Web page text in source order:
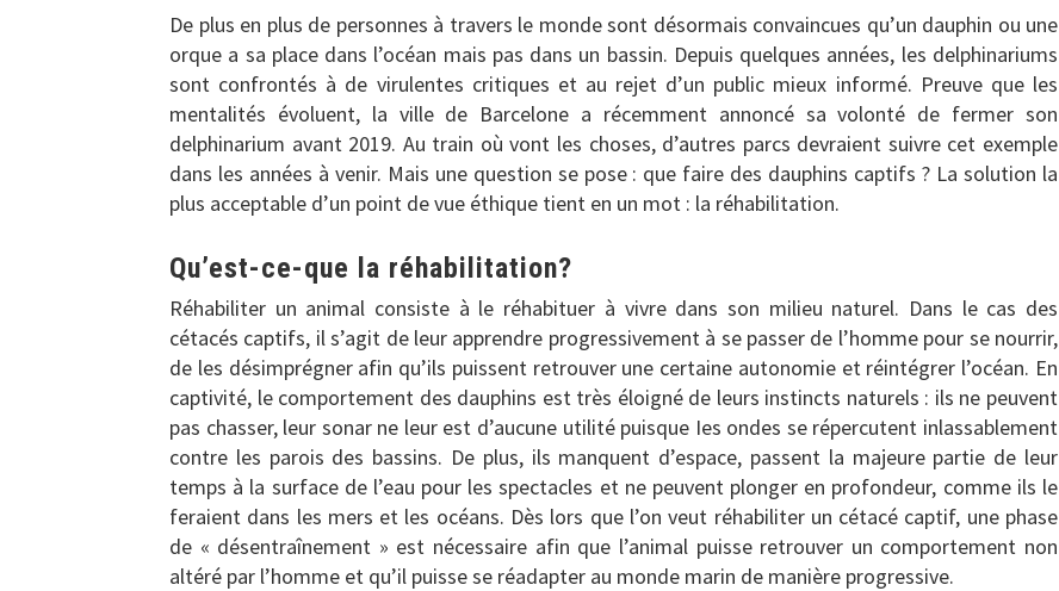
De plus en plus de personnes à travers le monde sont désormais convaincues qu’un dauphin ou une
orque a sa place dans l’océan mais pas dans un bassin. Depuis quelques années, les delphinariums
sont confrontés à de virulentes critiques et au rejet d’un public mieux informé. Preuve que les
mentalités évoluent, la ville de Barcelone a récemment annoncé sa volonté de fermer son
delphinarium avant 2019. Au train où vont les choses, d’autres parcs devraient suivre cet exemple
dans les années à venir. Mais une question se pose : que faire des dauphins captifs ? La solution la
plus acceptable d’un point de vue éthique tient en un mot : la réhabilitation.
Qu’est-ce-que la réhabilitation?
Réhabiliter un animal consiste à le réhabituer à vivre dans son milieu naturel. Dans le cas des
cétacés captifs, il s’agit de leur apprendre progressivement à se passer de l’homme pour se nourrir,
de les désimprégner afin qu’ils puissent retrouver une certaine autonomie et réintégrer l’océan. En
captivité, le comportement des dauphins est très éloigné de leurs instincts naturels : ils ne peuvent
pas chasser, leur sonar ne leur est d’aucune utilité puisque Ies ondes se répercutent inlassablement
contre les parois des bassins. De plus, ils manquent d’espace, passent la majeure partie de leur
temps à la surface de l’eau pour les spectacles et ne peuvent plonger en profondeur, comme ils le
feraient dans les mers et les océans. Dès lors que l’on veut réhabiliter un cétacé captif, une phase
de « désentraînement » est nécessaire afin que l’animal puisse retrouver un comportement non
altéré par l’homme et qu’il puisse se réadapter au monde marin de manière progressive.